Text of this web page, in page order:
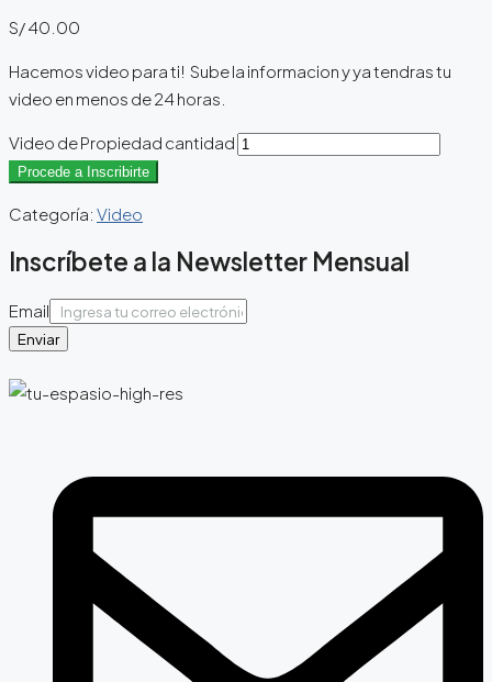
S/40.00
Hacemos video para ti! Sube la informacion y ya tendras tu
video en menos de 24 horas.
Video de Propiedad cantidad
Procede a Inscribirte
Categoría: Video
Inscríbete a la Newsletter Mensual
Email
Enviar